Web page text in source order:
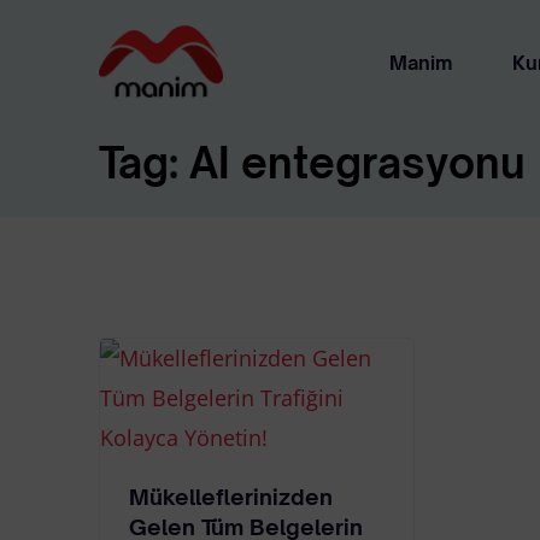
Manim
About
Tag: AI entegrasyonu
Mükelleflerinizden
Gelen Tüm Belgelerin